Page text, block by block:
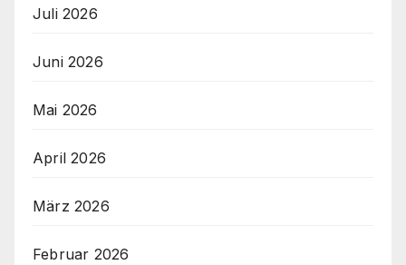
Juli 2026
Juni 2026
Mai 2026
April 2026
März 2026
Februar 2026